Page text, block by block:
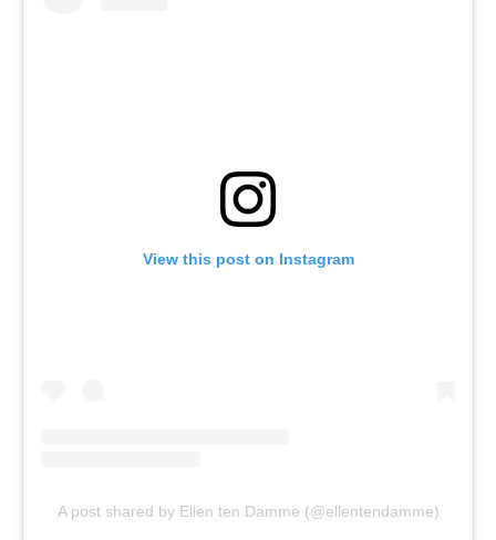
View this post on Instagram
A post shared by Ellen ten Damme (@ellentendamme)